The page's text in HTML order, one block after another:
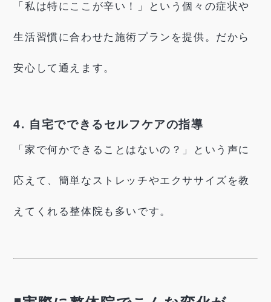
「私は特にここが辛い！」という個々の症状や
生活習慣に合わせた施術プランを提供。だから
安心して通えます。
4. 自宅でできるセルフケアの指導
「家で何かできることはないの？」という声に
応えて、簡単なストレッチやエクササイズを教
えてくれる整体院も多いです。